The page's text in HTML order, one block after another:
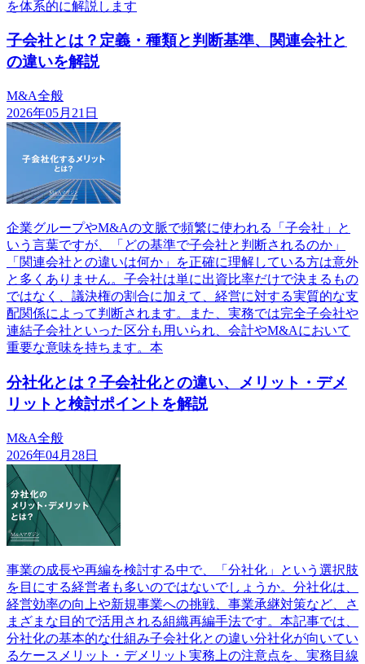
を体系的に解説します
子会社とは？定義・種類と判断基準、関連会社と
の違いを解説
M&A全般
2026年05月21日
企業グループやM&Aの文脈で頻繁に使われる「子会社」と
いう言葉ですが、「どの基準で子会社と判断されるのか」
「関連会社との違いは何か」を正確に理解している方は意外
と多くありません。子会社は単に出資比率だけで決まるもの
ではなく、議決権の割合に加えて、経営に対する実質的な支
配関係によって判断されます。また、実務では完全子会社や
連結子会社といった区分も用いられ、会計やM&Aにおいて
重要な意味を持ちます。本
分社化とは？子会社化との違い、メリット・デメ
リットと検討ポイントを解説
M&A全般
2026年04月28日
事業の成長や再編を検討する中で、「分社化」という選択肢
を目にする経営者も多いのではないでしょうか。分社化は、
経営効率の向上や新規事業への挑戦、事業承継対策など、さ
まざまな目的で活用される組織再編手法です。本記事では、
分社化の基本的な仕組み子会社化との違い分社化が向いてい
るケースメリット・デメリット実務上の注意点を、実務目線